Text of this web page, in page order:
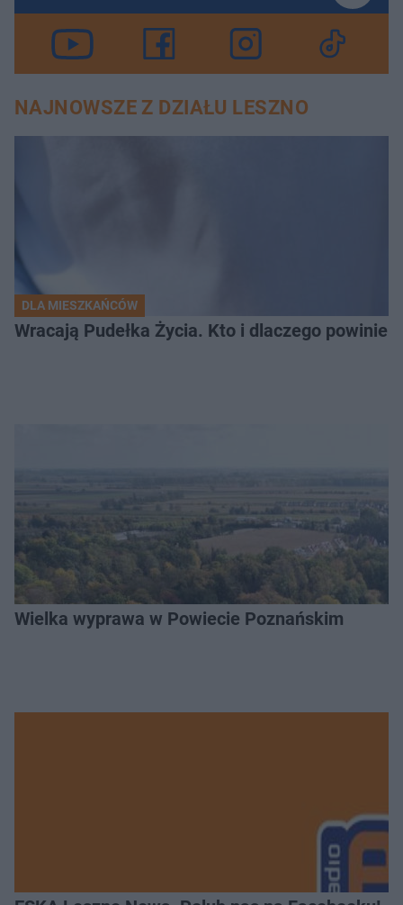
NAJNOWSZE Z DZIAŁU LESZNO
DLA MIESZKAŃCÓW
Wracają Pudełka Życia. Kto i dlaczego powinien
Wielka wyprawa w Powiecie Poznańskim